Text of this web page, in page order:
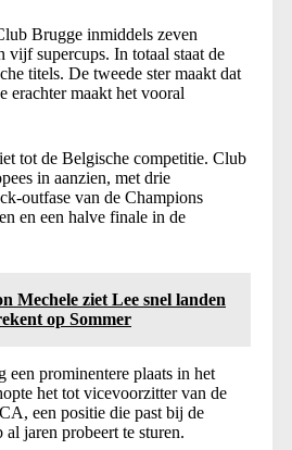
Brugge inmiddels zeven
vijf supercups. In totaal staat de
titels. De tweede ster maakt dat
erachter maakt het vooral
tot de Belgische competitie. Club
in aanzien, met drie
outfase van de Champions
en een halve finale in de
Mechele ziet Lee snel landen
op Sommer
een prominentere plaats in het
het tot vicevoorzitter van de
een positie die past bij de
jaren probeert te sturen.